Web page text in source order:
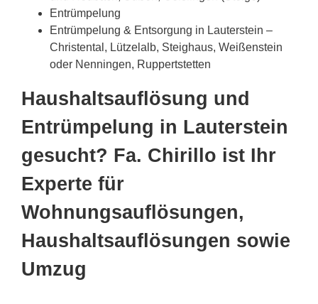
Entrümpelung
Entrümpelung & Entsorgung in Lauterstein –
Christental, Lützelalb, Steighaus, Weißenstein
oder Nenningen, Ruppertstetten
Haushaltsauflösung und
Entrümpelung in Lauterstein
gesucht? Fa. Chirillo ist Ihr
Experte für
Wohnungsauflösungen,
Haushaltsauflösungen sowie
Umzug